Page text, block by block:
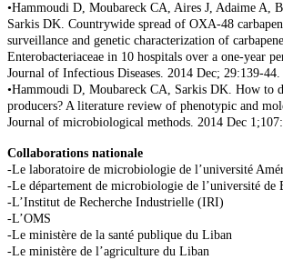
•Hammoudi D, Moubareck CA, Aires J, Adaime A,
Sarkis DK. Countrywide spread of OXA-48
surveillance and genetic characterization of
Enterobacteriaceae in 10 hospitals over a one-year
Journal of Infectious Diseases. 2014 Dec; 29:139-44.
•Hammoudi D, Moubareck CA, Sarkis DK. How to
producers? A literature review of phenotypic and
Journal of microbiological methods. 2014 Dec
Collaborations nationale
-Le laboratoire de microbiologie de l’université
-Le département de microbiologie de l’université de
-L’Institut de Recherche Industrielle (IRI)
-L’OMS
-Le ministère de la santé publique du Liban
-Le ministère de l’agriculture du Liban